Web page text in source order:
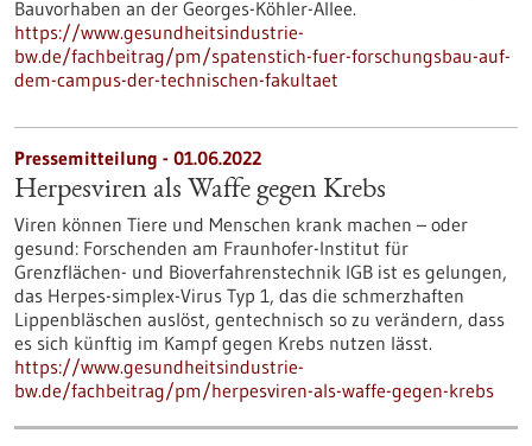
Bauvorhaben an der Georges-Köhler-Allee.
https://www.gesundheitsindustrie-
bw.de/fachbeitrag/pm/spatenstich-fuer-forschungsbau-auf-
dem-campus-der-technischen-fakultaet
Pressemitteilung - 01.06.2022
Herpesviren als Waffe gegen Krebs
Viren können Tiere und Menschen krank machen – oder
gesund: Forschenden am Fraunhofer-Institut für
Grenzflächen- und Bioverfahrenstechnik IGB ist es gelungen,
das Herpes-simplex-Virus Typ 1, das die schmerzhaften
Lippenbläschen auslöst, gentechnisch so zu verändern, dass
es sich künftig im Kampf gegen Krebs nutzen lässt.
https://www.gesundheitsindustrie-
bw.de/fachbeitrag/pm/herpesviren-als-waffe-gegen-krebs